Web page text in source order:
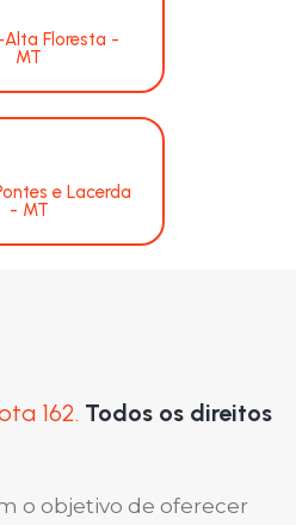
Floresta -
MT
e Lacerda
- MT
162. Todos os direitos
o objetivo de oferecer